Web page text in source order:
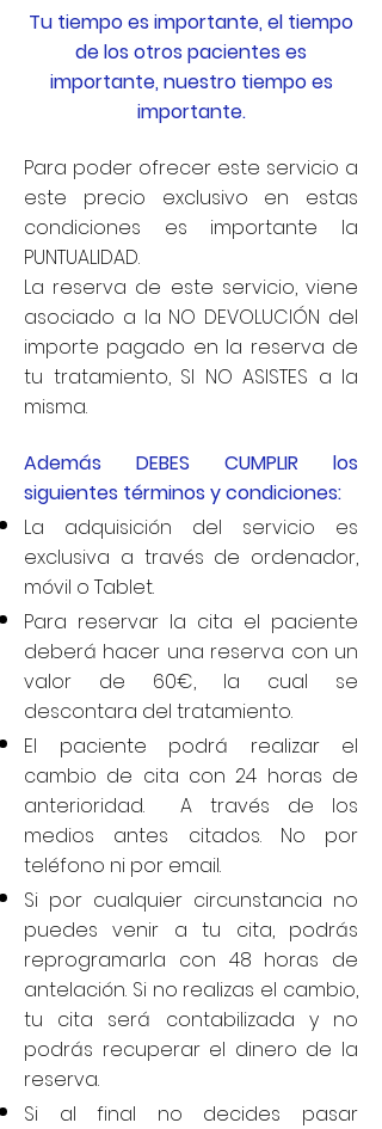
Tu tiempo es importante, el tiempo
de los otros pacientes es
importante, nuestro tiempo es
importante.
Para poder ofrecer este servicio a
este precio exclusivo en estas
condiciones es importante la
PUNTUALIDAD.
La reserva de este servicio, viene
asociado a la NO DEVOLUCIÓN del
importe pagado en la reserva de
tu tratamiento, SI NO ASISTES a la
misma.
Además DEBES CUMPLIR los
siguientes términos y condiciones:
La adquisición del servicio es
exclusiva a través de ordenador,
móvil o Tablet.
Para reservar la cita el paciente
deberá hacer una reserva con un
valor de 60€, la cual se
descontara del tratamiento.
El paciente podrá realizar el
cambio de cita con 24 horas de
anterioridad. A través de los
medios antes citados. No por
teléfono ni por email.
Si por cualquier circunstancia no
puedes venir a tu cita, podrás
reprogramarla con 48 horas de
antelación. Si no realizas el cambio,
tu cita será contabilizada y no
podrás recuperar el dinero de la
reserva.
Si al final no decides pasar